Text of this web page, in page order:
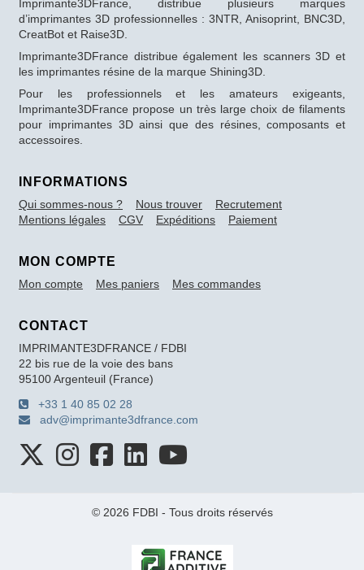
Imprimante3DFrance, distribue plusieurs marques
d’imprimantes 3D professionnelles : 3NTR, Anisoprint, BNC3D,
CreatBot et Raise3D.
Imprimante3DFrance distribue également les scanners 3D et
les imprimantes résine de la marque Shining3D.
Pour les professionnels et les amateurs exigeants,
Imprimante3DFrance propose un très large choix de filaments
pour imprimantes 3D ainsi que des résines, composants et
accessoires.
INFORMATIONS
Qui sommes-nous ? Nous trouver
Recrutement
Mentions légales
CGV Expéditions Paiement
MON COMPTE
Mon compte Mes paniers Mes commandes
CONTACT
IMPRIMANTE3DFRANCE / FDBI
22 bis rue de la voie des bans
95100 Argenteuil (France)
+33 1 40 85 02 28
adv@imprimante3dfrance.com
© 2026 FDBI - Tous droits réservés